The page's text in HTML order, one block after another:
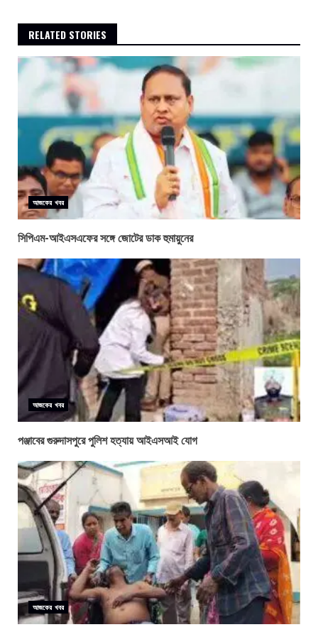
RELATED STORIES
আজকের খবর
সিপিএম-আইএসএফের সঙ্গে জোটের ডাক হুমায়ুনের
আজকের খবর
পঞ্জাবের গুরুদাসপুরে পুলিশ হত্যায় আইএসআই যোগ
আজকের খবর